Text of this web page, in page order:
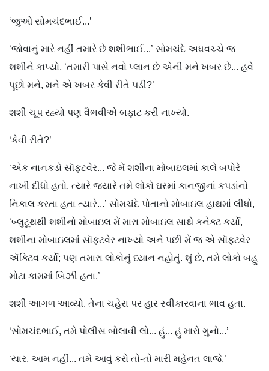
‘જુઓ સોમચંદભાઈ...’
‘જોવાનું મારે નહીં તમારે છે શશીભાઈ...’ સોમચંદે અધવચ્ચે જ
શશીને કાપ્યો, ‘તમારી પાસે નવો પ્લાન છે એની મને ખબર છે... હવે
પૂછો મને, મને એ ખબર કેવી રીતે પડી?’
શશી ચૂપ રહ્યો પણ વૈભવીએ બફાટ કરી નાખ્યો.
‘કેવી રીતે?’
‘એક નાનકડો સૉફ્ટવેર... જે મેં શશીના મોબાઇલમાં કાલે બપોરે
નાખી દીધો હતો. ત્યારે જ્યારે તમે લોકો ઘરમાં કાનજીનાં કપડાંનો
નિકાલ કરતા હતા ત્યારે...’ સોમચંદે પોતાનો મોબાઇલ હાથમાં લીધો,
‘બ્લુટૂથથી શશીનો મોબાઇલ મેં મારા મોબાઇલ સાથે કનેક્ટ કર્યો,
શશીના મોબાઇલમાં સૉફ્ટવેર નાખ્યો અને પછી મેં જ એ સૉફ્ટવેર
ઍક્ટ‌િવ કર્યો; પણ તમારા લોકોનું ધ્યાન નહોતું. શું છે, તમે લોકો બહુ
મોટા કામમાં બિઝી હતા.’
શશી આગળ આવ્યો. તેના ચહેરા પર હાર સ્વીકારવાના ભાવ હતા.
‘સોમચંદભાઈ, તમે પોલીસ બોલાવી લો... હું... હું મારો ગુનો...’
‘યાર, આમ નહીં... તમે આવું કરો તો-તો મારી મહેનત લાજે.’